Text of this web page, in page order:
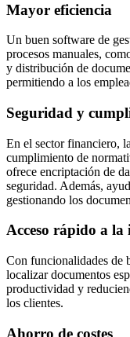
Mayor eficiencia
Un buen software de
procesos manuales,
y distribución de
permitiendo a los
Seguridad y
En el sector financiero,
cumplimiento de
ofrece encriptación de
seguridad. Además,
gestionando los
Acceso rápido a
Con funcionalidades de
localizar documentos
productividad y
los clientes.
Ahorro de costes